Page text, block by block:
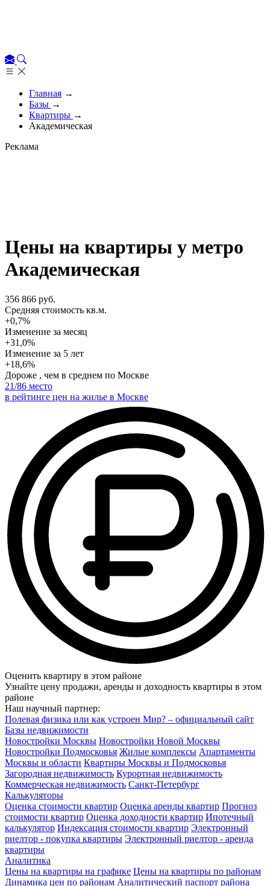
Главная →
Базы →
Квартиры →
Академическая
Реклама
Цены на квартиры у метро
Академическая
356 866 руб.
Cредняя стоимость кв.м.
+0,7%
Изменение за месяц
+31,0%
Изменение за 5 лет
+18,6%
Дороже , чем в среднем по Москве
21/86 место
в рейтинге цен на жилье в Москве
Оценить квартиру в этом районе
Узнайте цену продажи, аренды и доходность квартиры в этом
районе
Наш научный партнер:
Полевая физика или как устроен Мир? – официальный сайт
Базы недвижимости
Новостройки Москвы Новостройки Новой Москвы
Новостройки Подмосковья Жилые комплексы Апартаменты
Москвы и области Квартиры Москвы и Подмосковья
Загородная недвижимость Курортная недвижимость
Коммерческая недвижимость Санкт-Петербург
Калькуляторы
Оценка стоимости квартир Оценка аренды квартир Прогноз
стоимости квартир Оценка доходности квартир Ипотечный
калькулятор Индексация стоимости квартир Электронный
риелтор - покупка квартиры Электронный риелтор - аренда
квартиры
Аналитика
Цены на квартиры на графике Цены на квартиры по районам
Динамика цен по районам Аналитический паспорт района